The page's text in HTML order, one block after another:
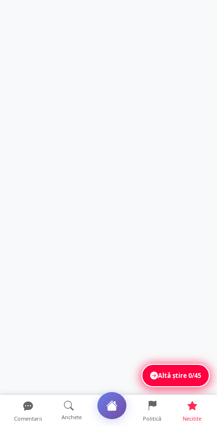
Altă știre0/45
Comentarii Anchete Politică Necitite